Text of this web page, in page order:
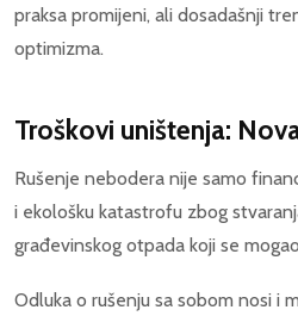
praksa promijeni, ali dosadašnji
optimizma.
Troškovi uništenja:
Rušenje nebodera nije samo
i ekološku katastrofu zbog
građevinskog otpada koji se
Odluka o rušenju sa sobom nosi i